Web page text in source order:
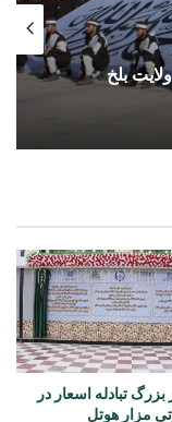
بلخ
بزرگ تبادله اسعار در
مزار هوتل